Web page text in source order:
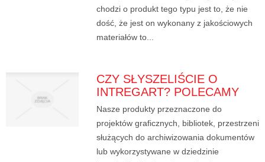
chodzi o produkt tego typu jest to, że nie
dość, że jest on wykonany z jakościowych
materiałów to...
CZY SŁYSZELIŚCIE O
INTREGART? POLECAMY
Nasze produkty przeznaczone do
projektów graficznych, bibliotek, przestrzeni
służących do archiwizowania dokumentów
lub wykorzystywane w dziedzinie